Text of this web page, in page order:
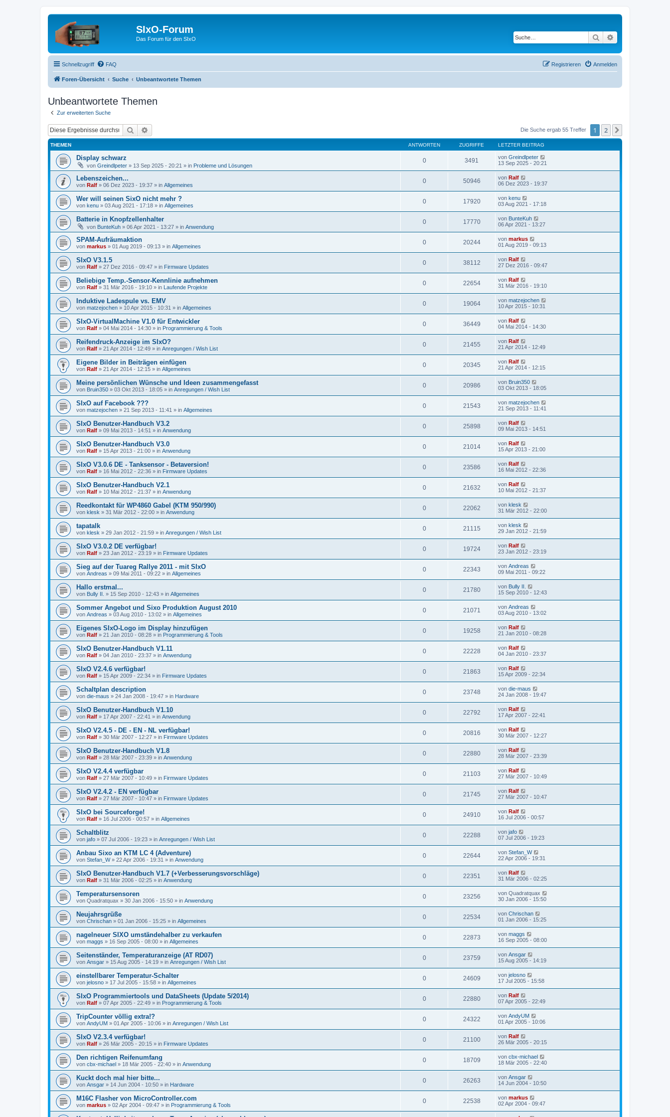
SIxO-Forum
Das Forum für den SIxO Suche
Schnellzugriff FAQ Anmelden
Registrieren
Foren-Übersicht Suche Unbeantwortete Themen
Unbeantwortete Themen
Zur erweiterten Suche
Suche Die Suche ergab 55 Treffer 1 2
THEMEN ANTWORTEN ZUGRIFFE LETZTER BEITRAG
Display schwarz
von Greindlpeter » 13 Sep 2025 - 20:21 » in Probleme und Lösungen
0 3491 von Greindlpeter
13 Sep 2025 - 20:21
Lebenszeichen...
von Ralf » 06 Dez 2023 - 19:37 » in Allgemeines
0 50946 von Ralf
06 Dez 2023 - 19:37
Wer will seinen SixO nicht mehr ?
von kenu » 03 Aug 2021 - 17:18 » in Allgemeines
0 17920 von kenu
03 Aug 2021 - 17:18
Batterie in Knopfzellenhalter
von BunteKuh » 06 Apr 2021 - 13:27 » in Anwendung
0 17770 von BunteKuh
06 Apr 2021 - 13:27
SPAM-Aufräumaktion
von markus » 01 Aug 2019 - 09:13 » in Allgemeines
0 20244 von markus
01 Aug 2019 - 09:13
SIxO V3.1.5
von Ralf » 27 Dez 2016 - 09:47 » in Firmware Updates
0 38112 von Ralf
27 Dez 2016 - 09:47
Beliebige Temp.-Sensor-Kennlinie aufnehmen
von Ralf » 31 Mär 2016 - 19:10 » in Laufende Projekte
0 22654 von Ralf
31 Mär 2016 - 19:10
Induktive Ladespule vs. EMV
von matzejochen » 10 Apr 2015 - 10:31 » in Allgemeines
0 19064 von matzejochen
10 Apr 2015 - 10:31
SIxO-VirtualMachine V1.0 für Entwickler
von Ralf » 04 Mai 2014 - 14:30 » in Programmierung & Tools
0 36449 von Ralf
04 Mai 2014 - 14:30
Reifendruck-Anzeige im SIxO?
von Ralf » 21 Apr 2014 - 12:49 » in Anregungen / Wish List
0 21455 von Ralf
21 Apr 2014 - 12:49
Eigene Bilder in Beiträgen einfügen
von Ralf » 21 Apr 2014 - 12:15 » in Allgemeines
0 20345 von Ralf
21 Apr 2014 - 12:15
Meine persönlichen Wünsche und Ideen zusammengefasst
von Bruin350 » 03 Okt 2013 - 18:05 » in Anregungen / Wish List
0 20986 von Bruin350
03 Okt 2013 - 18:05
SIxO auf Facebook ???
von matzejochen » 21 Sep 2013 - 11:41 » in Allgemeines
0 21543 von matzejochen
21 Sep 2013 - 11:41
SIxO Benutzer-Handbuch V3.2
von Ralf » 09 Mai 2013 - 14:51 » in Anwendung
0 25898 von Ralf
09 Mai 2013 - 14:51
SIxO Benutzer-Handbuch V3.0
von Ralf » 15 Apr 2013 - 21:00 » in Anwendung
0 21014 von Ralf
15 Apr 2013 - 21:00
SIxO V3.0.6 DE - Tanksensor - Betaversion!
von Ralf » 16 Mai 2012 - 22:36 » in Firmware Updates
0 23586 von Ralf
16 Mai 2012 - 22:36
SIxO Benutzer-Handbuch V2.1
von Ralf » 10 Mai 2012 - 21:37 » in Anwendung
0 21632 von Ralf
10 Mai 2012 - 21:37
Reedkontakt für WP4860 Gabel (KTM 950/990)
von klesk » 31 Mär 2012 - 22:00 » in Anwendung
0 22062 von klesk
31 Mär 2012 - 22:00
tapatalk
von klesk » 29 Jan 2012 - 21:59 » in Anregungen / Wish List
0 21115 von klesk
29 Jan 2012 - 21:59
SIxO V3.0.2 DE verfügbar!
von Ralf » 23 Jan 2012 - 23:19 » in Firmware Updates
0 19724 von Ralf
23 Jan 2012 - 23:19
Sieg auf der Tuareg Rallye 2011 - mit SIxO
von Andreas » 09 Mai 2011 - 09:22 » in Allgemeines
0 22343 von Andreas
09 Mai 2011 - 09:22
Hallo erstmal...
von Bully II. » 15 Sep 2010 - 12:43 » in Allgemeines
0 21780 von Bully II.
15 Sep 2010 - 12:43
Sommer Angebot und Sixo Produktion August 2010
von Andreas » 03 Aug 2010 - 13:02 » in Allgemeines
0 21071 von Andreas
03 Aug 2010 - 13:02
Eigenes SIxO-Logo im Display hinzufügen
von Ralf » 21 Jan 2010 - 08:28 » in Programmierung & Tools
0 19258 von Ralf
21 Jan 2010 - 08:28
SIxO Benutzer-Handbuch V1.11
von Ralf » 04 Jan 2010 - 23:37 » in Anwendung
0 22228 von Ralf
04 Jan 2010 - 23:37
SIxO V2.4.6 verfügbar!
von Ralf » 15 Apr 2009 - 22:34 » in Firmware Updates
0 21863 von Ralf
15 Apr 2009 - 22:34
Schaltplan description
von die-maus » 24 Jan 2008 - 19:47 » in Hardware
0 23748 von die-maus
24 Jan 2008 - 19:47
SIxO Benutzer-Handbuch V1.10
von Ralf » 17 Apr 2007 - 22:41 » in Anwendung
0 22792 von Ralf
17 Apr 2007 - 22:41
SIxO V2.4.5 - DE - EN - NL verfügbar!
von Ralf » 30 Mär 2007 - 12:27 » in Firmware Updates
0 20816 von Ralf
30 Mär 2007 - 12:27
SIxO Benutzer-Handbuch V1.8
von Ralf » 28 Mär 2007 - 23:39 » in Anwendung
0 22880 von Ralf
28 Mär 2007 - 23:39
SIxO V2.4.4 verfügbar
von Ralf » 27 Mär 2007 - 10:49 » in Firmware Updates
0 21103 von Ralf
27 Mär 2007 - 10:49
SIxO V2.4.2 - EN verfügbar
von Ralf » 27 Mär 2007 - 10:47 » in Firmware Updates
0 21745 von Ralf
27 Mär 2007 - 10:47
SIxO bei Sourceforge!
von Ralf » 16 Jul 2006 - 00:57 » in Allgemeines
0 24910 von Ralf
16 Jul 2006 - 00:57
Schaltblitz
von jafo » 07 Jul 2006 - 19:23 » in Anregungen / Wish List
0 22288 von jafo
07 Jul 2006 - 19:23
Anbau Sixo an KTM LC 4 (Adventure)
von Stefan_W» 22 Apr 2006 - 19:31 » in Anwendung
0 22644 von Stefan_W
22 Apr 2006 - 19:31
SIxO Benutzer-Handbuch V1.7 (+Verbesserungsvorschläge)
von Ralf » 31 Mär 2006 - 02:25 » in Anwendung
0 22351 von Ralf
31 Mär 2006 - 02:25
Temperatursensoren
von Quadratquax » 30 Jan 2006 - 15:50 » in Anwendung
0 23256 von Quadratquax
30 Jan 2006 - 15:50
Neujahrsgrüße
von Chrischan » 01 Jan 2006 - 15:25 » in Allgemeines
0 22534 von Chrischan
01 Jan 2006 - 15:25
nagelneuer SIXO umständehalber zu verkaufen
von maggs » 16 Sep 2005 - 08:00 » in Allgemeines
0 22873 von maggs
16 Sep 2005 - 08:00
Seitenständer, Temperaturanzeige (AT RD07)
von Ansgar » 15 Aug 2005 - 14:19 » in Anregungen / Wish List
0 23759 von Ansgar
15 Aug 2005 - 14:19
einstellbarer Temperatur-Schalter
von jelosno » 17 Jul 2005 - 15:58 » in Allgemeines
0 24609 von jelosno
17 Jul 2005 - 15:58
SIxO Programmiertools und DataSheets (Update 5/2014)
von Ralf » 07 Apr 2005 - 22:49 » in Programmierung & Tools
0 22880 von Ralf
07 Apr 2005 - 22:49
TripCounter völlig extra!?
von AndyUM » 01 Apr 2005 - 10:06 » in Anregungen / Wish List
0 24322 von AndyUM
01 Apr 2005 - 10:06
SIxO V2.3.4 verfügbar!
von Ralf » 26 Mär 2005 - 20:15 » in Firmware Updates
0 21100 von Ralf
26 Mär 2005 - 20:15
Den richtigen Reifenumfang
von cbx-michael » 18 Mär 2005 - 22:40 » in Anwendung
0 18709 von cbx-michael
18 Mär 2005 - 22:40
Kuckt doch mal hier bitte...
von Ansgar » 14 Jun 2004 - 10:50 » in Hardware
0 26263 von Ansgar
14 Jun 2004 - 10:50
M16C Flasher von MicroController.com
von markus » 02 Apr 2004 - 09:47 » in Programmierung & Tools
0 22538 von markus
02 Apr 2004 - 09:47